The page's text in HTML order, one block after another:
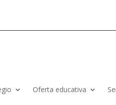
Oferta educativa